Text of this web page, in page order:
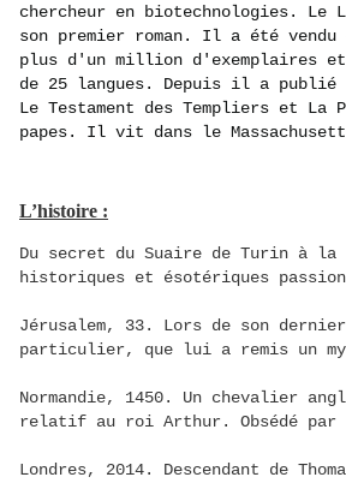
chercheur en biotechnologies. Le
son premier roman. Il a été vendu
plus d'un million d'exemplaires
de 25 langues. Depuis il a publié
Le Testament des Templiers et La
papes. Il vit dans le
L’histoire :
Du secret du Suaire de Turin à la
historiques et ésotériques
Jérusalem, 33. Lors de son
particulier, que lui a remis un
Normandie, 1450. Un chevalier
relatif au roi Arthur. Obsédé
Londres, 2014. Descendant de